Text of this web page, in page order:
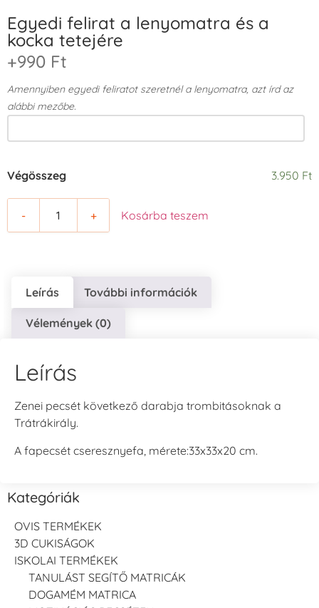
Egyedi felirat a lenyomatra és a
kocka tetejére
+990 Ft
Amennyiben egyedi feliratot szeretnél a lenyomatra, azt írd az
alábbi mezőbe.
Végösszeg 3.950 Ft
- + Kosárba teszem
Leírás További információk
Vélemények (0)
Leírás
Zenei pecsét következő darabja trombitásoknak a
Trátrákirály.
A fapecsét cseresznyefa, mérete:33x33x20 cm.
Kategóriák
OVIS TERMÉKEK
3D CUKISÁGOK
ISKOLAI TERMÉKEK
TANULÁST SEGÍTŐ MATRICÁK
DOGAMÉM MATRICA